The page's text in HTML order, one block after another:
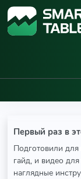
Первый раз в
Подготовили
гайд, и видео
наглядные